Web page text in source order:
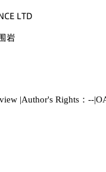
。乊 欄穫枀
毤
|Author's Rights：--|